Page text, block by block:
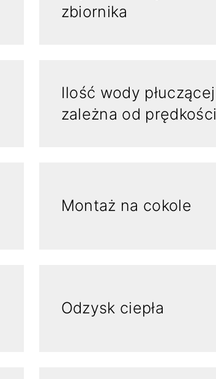
zbiornika
Ilość wody płuczącej
zależna od prędkości
Montaż na cokole
Odzysk ciepła